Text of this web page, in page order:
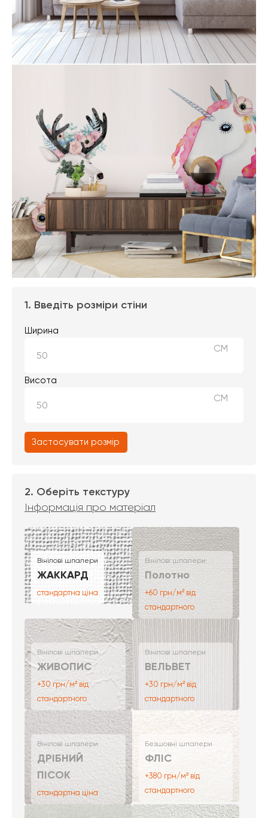
1. Введіть розміри стіни
Ширина
СМ
Висота
СМ
Застосувати розмір
2. Оберіть текстуру
Інформація про матеріал
Вінілові шпалери
ЖАККАРД
стандартна ціна
Вінілові шпалери
Полотно
+60 грн/м² від
стандартного
Вінілові шпалери
ЖИВОПИС
+30 грн/м² від
стандартного
Вінілові шпалери
ВЕЛЬВЕТ
+30 грн/м² від
стандартного
Вінілові шпалери
ДРІБНИЙ
ПІСОК
стандартна ціна
Безшовні шпалери
ФЛІС
+380 грн/м² від
стандартного